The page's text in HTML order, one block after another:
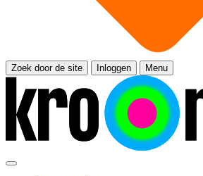
Zoek door de site Inloggen Menu